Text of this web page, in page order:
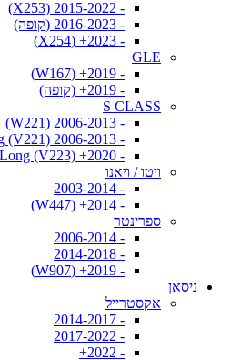
- 2015-2022 (X253)
- 2016-2023 (קופה)
- 2023+ (X254)
GLE
- 2019+ (W167)
- 2019+ (קופה)
S CLASS
- 2006-2013 (W221)
- 2006-2013 Long (V221)
- 2020+ Long (V223)
ויטו / ויאנו
- 2003-2014
- 2014+ (W447)
ספרינטר
- 2006-2014
- 2014-2018
- 2019+ (W907)
ניסאן
אקסטרייל
- 2014-2017
- 2017-2022
- 2022+